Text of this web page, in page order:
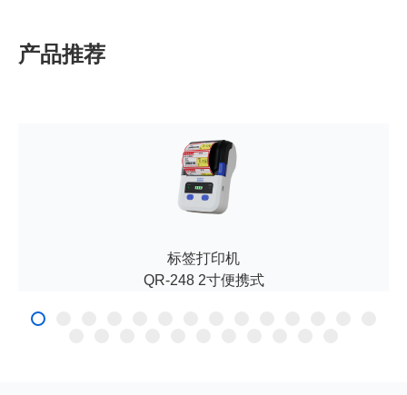
产品推荐
标签打印机
QR-248 2寸便携式